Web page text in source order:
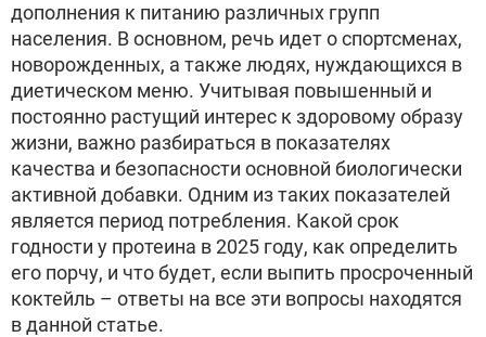
дополнения к питанию различных групп
населения. В основном, речь идет о спортсменах,
новорожденных, а также людях, нуждающихся в
диетическом меню. Учитывая повышенный и
постоянно растущий интерес к здоровому образу
жизни, важно разбираться в показателях
качества и безопасности основной биологически
активной добавки. Одним из таких показателей
является период потребления. Какой срок
годности у протеина в 2025 году, как определить
его порчу, и что будет, если выпить просроченный
коктейль – ответы на все эти вопросы находятся
в данной статье.